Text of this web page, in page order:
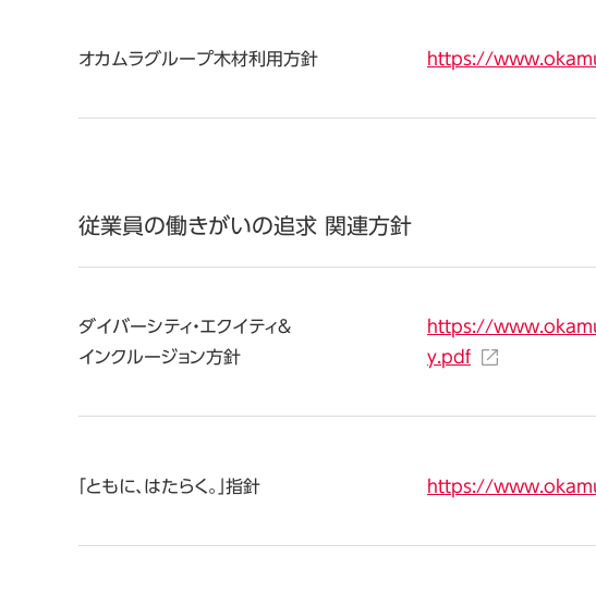
オカムラグループ木材利用方針 https://
従業員の働きがいの追求 関連方針
ダイバーシティ・エクイティ＆
インクルージョン方針
https://
y.pdf
「ともに、はたらく。」指針 https://